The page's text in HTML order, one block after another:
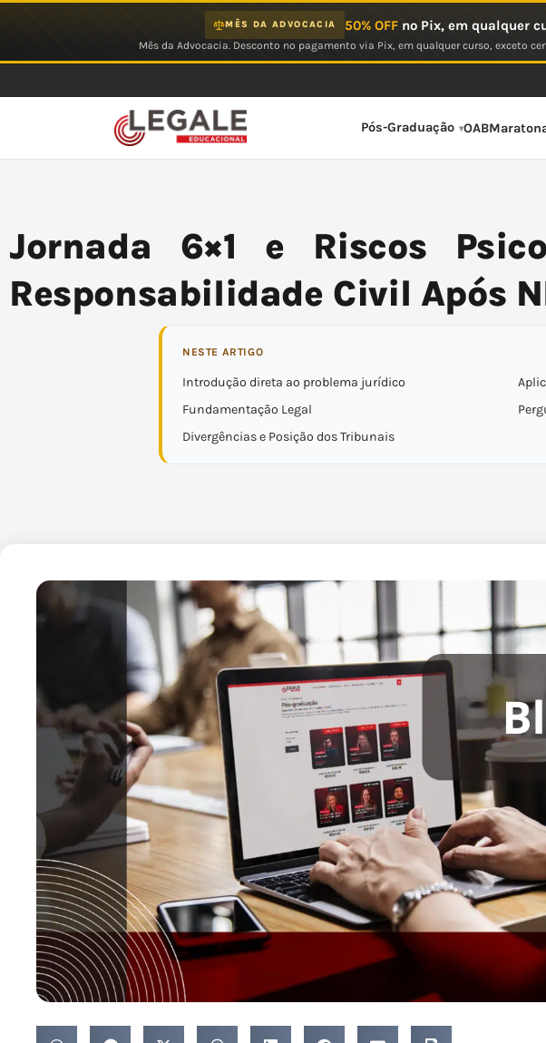
MÊS DA ADVOCACIA 50% OFFno Pix, em qualquer
Mês da Advocacia. Desconto no pagamento via Pix, em qualquer curso, exceto
Pós-Graduação OAB
Jornada 6×1 e Riscos
Responsabilidade Civil Após
NESTE ARTIGO
Introdução direta ao problema jurídico
Fundamentação Legal
Divergências e Posição dos Tribunais